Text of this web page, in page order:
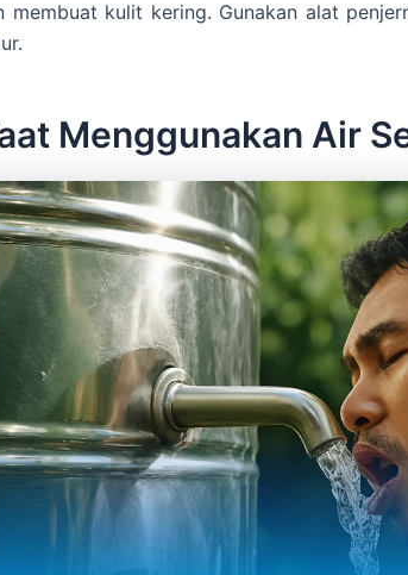
membuat kulit kering. Gunakan alat
Menggunakan Air